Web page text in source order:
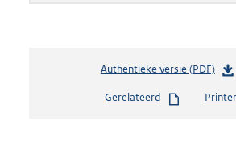
Authentieke versie (PDF)b
s
Gerelateerd